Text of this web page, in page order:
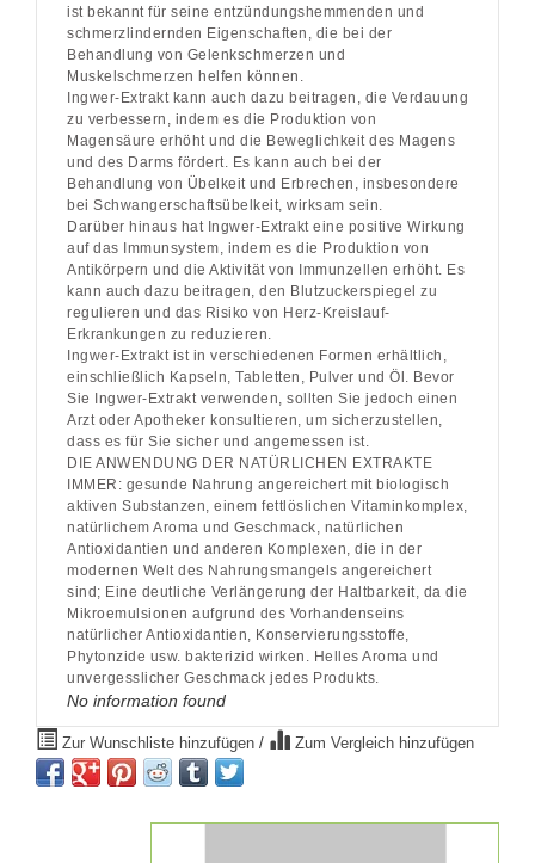
ist bekannt für seine entzündungshemmenden und
schmerzlindernden Eigenschaften, die bei der
Behandlung von Gelenkschmerzen und
Muskelschmerzen helfen können.
Ingwer-Extrakt kann auch dazu beitragen, die Verdauung
zu verbessern, indem es die Produktion von
Magensäure erhöht und die Beweglichkeit des Magens
und des Darms fördert. Es kann auch bei der
Behandlung von Übelkeit und Erbrechen, insbesondere
bei Schwangerschaftsübelkeit, wirksam sein.
Darüber hinaus hat Ingwer-Extrakt eine positive Wirkung
auf das Immunsystem, indem es die Produktion von
Antikörpern und die Aktivität von Immunzellen erhöht. Es
kann auch dazu beitragen, den Blutzuckerspiegel zu
regulieren und das Risiko von Herz-Kreislauf-
Erkrankungen zu reduzieren.
Ingwer-Extrakt ist in verschiedenen Formen erhältlich,
einschließlich Kapseln, Tabletten, Pulver und Öl. Bevor
Sie Ingwer-Extrakt verwenden, sollten Sie jedoch einen
Arzt oder Apotheker konsultieren, um sicherzustellen,
dass es für Sie sicher und angemessen ist.
DIE ANWENDUNG DER NATÜRLICHEN EXTRAKTE
IMMER: gesunde Nahrung angereichert mit biologisch
aktiven Substanzen, einem fettlöslichen Vitaminkomplex,
natürlichem Aroma und Geschmack, natürlichen
Antioxidantien und anderen Komplexen, die in der
modernen Welt des Nahrungsmangels angereichert
sind; Eine deutliche Verlängerung der Haltbarkeit, da die
Mikroemulsionen aufgrund des Vorhandenseins
natürlicher Antioxidantien, Konservierungsstoffe,
Phytonzide usw. bakterizid wirken. Helles Aroma und
unvergesslicher Geschmack jedes Produkts.
No information found
Zur Wunschliste hinzufügen / Zum Vergleich hinzufügen